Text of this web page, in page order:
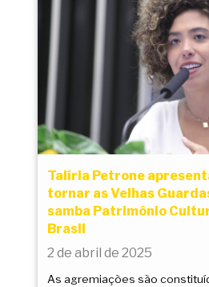
Talíria Petrone
tornar as Velhas
samba Patrimônio
Brasil
2 de abril de 2025
As agremiações são